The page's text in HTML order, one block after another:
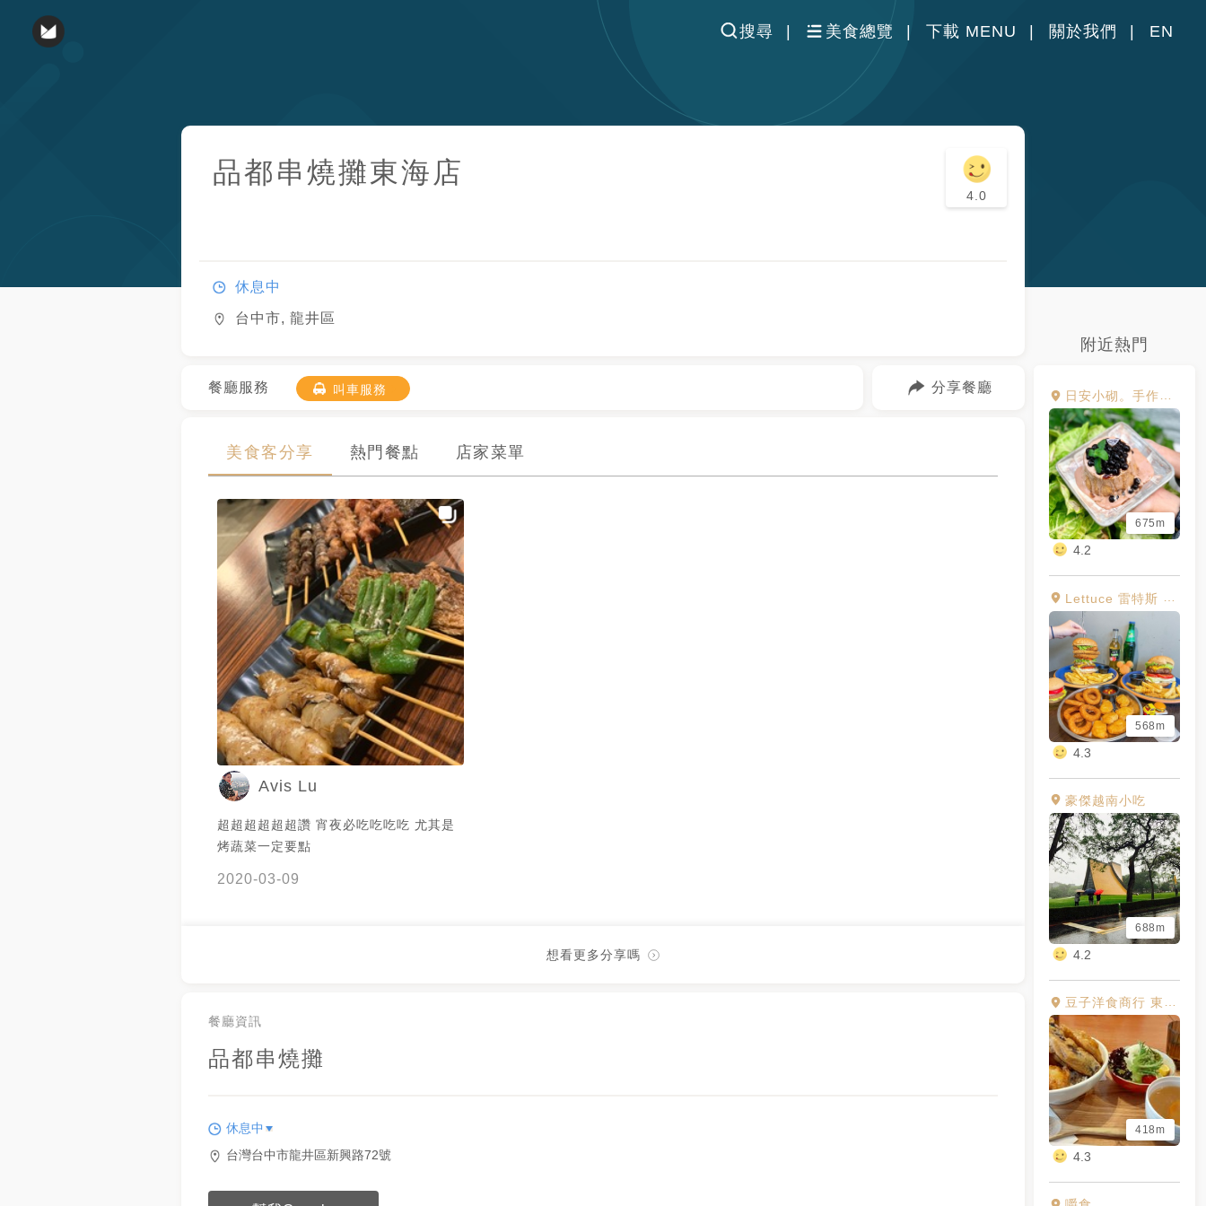
搜尋 美食總覽 下載 MENU 關於我們 EN
附近熱門
日安小砌。手作食堂
675m
4.2
Lettuce 雷特斯 美式漢堡【東海店】
568m
4.3
豪傑越南小吃
688m
4.2
豆子洋食商行 東海店
418m
4.3
品都串燒攤東海店
4.0
休息中
台中市, 龍井區
餐廳服務 叫車服務 分享餐廳
美食客分享 熱門餐點 店家菜單
Avis Lu
超超超超超超讚 宵夜必吃吃吃吃 尤其是
烤蔬菜一定要點
2020-03-09
想看更多分享嗎
餐廳資訊
品都串燒攤
休息中
台灣台中市龍井區新興路72號